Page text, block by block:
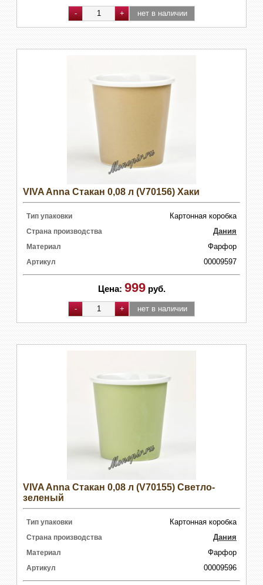
VIVA Anna Стакан 0,08 л (V70156) Хаки
Тип упаковки Картонная коробка
Страна производства Дания
Материал Фарфор
Артикул 00009597
Цена: 999 руб.
VIVA Anna Стакан 0,08 л (V70155) Светло-
зеленый
Тип упаковки Картонная коробка
Страна производства Дания
Материал Фарфор
Артикул 00009596